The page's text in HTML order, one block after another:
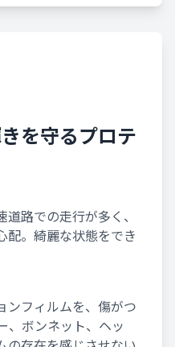
を守るプロテ
道路での走行が多く、
配。綺麗な状態をでき
ンフィルムを、傷がつ
、ボンネット、ヘッ